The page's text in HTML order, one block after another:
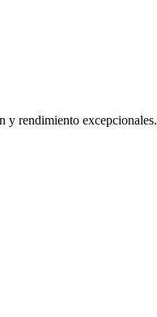
y rendimiento excepcionales.